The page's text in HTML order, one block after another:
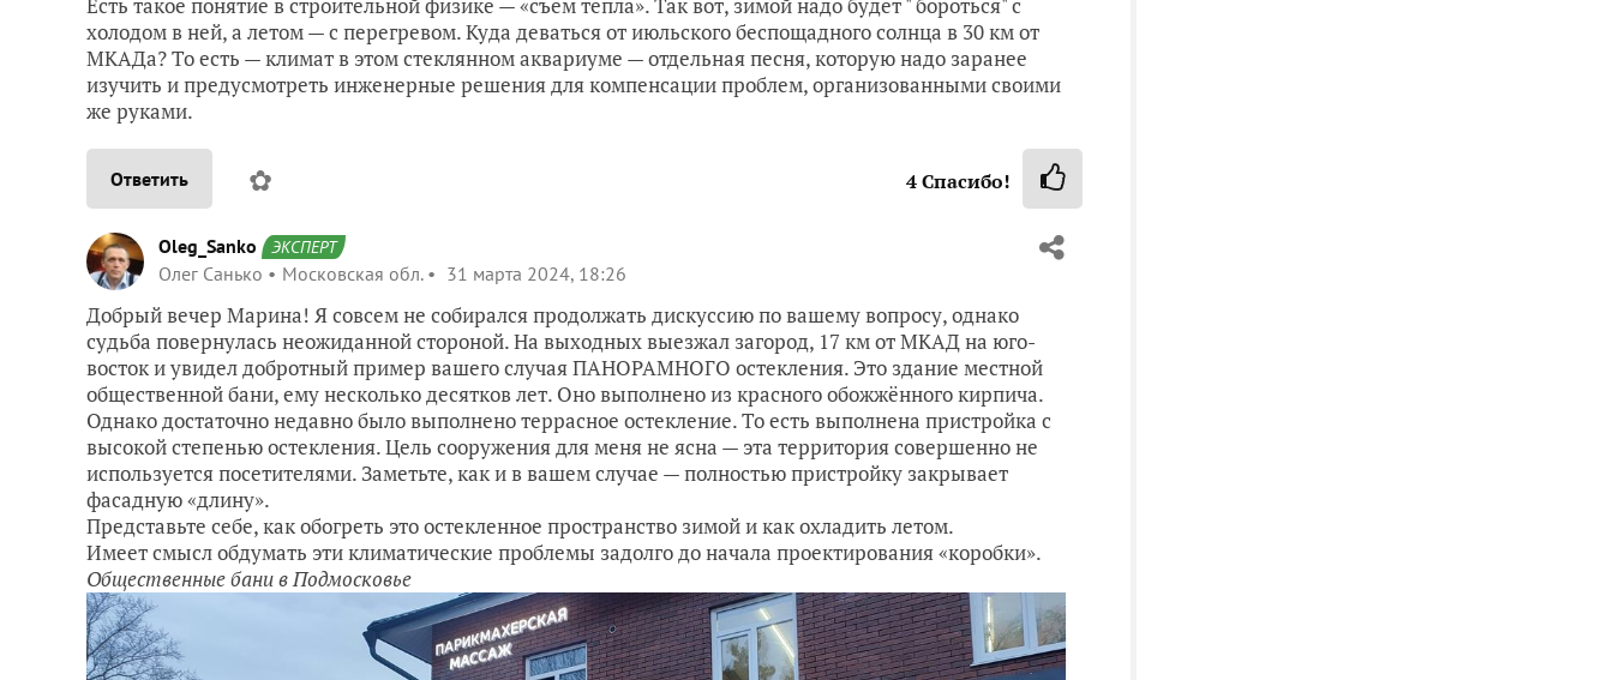
холодом в ней, а летом — с перегревом. Куда деваться от июльского беспощадного солнца в 30 км от
МКАДа? То есть — климат в этом стеклянном аквариуме — отдельная песня, которую надо заранее
изучить и предусмотреть инженерные решения для компенсации проблем, организованными своими
же руками.
Ответить ✿ 4Спасибо!
Oleg_Sanko ЭКСПЕРТ
Олег Санько Московская обл. 31 марта 2024, 18:26
Добрый вечер Марина! Я совсем не собирался продолжать дискуссию по вашему вопросу, однако
судьба повернулась неожиданной стороной. На выходных выезжал загород, 17 км от МКАД на юго-
восток и увидел добротный пример вашего случая ПАНОРАМНОГО остекления. Это здание местной
общественной бани, ему несколько десятков лет. Оно выполнено из красного обожжённого кирпича.
Однако достаточно недавно было выполнено террасное остекление. То есть выполнена пристройка с
высокой степенью остекления. Цель сооружения для меня не ясна — эта территория совершенно не
используется посетителями. Заметьте, как и в вашем случае — полностью пристройку закрывает
фасадную «длину».
Представьте себе, как обогреть это остекленное пространство зимой и как охладить летом.
Имеет смысл обдумать эти климатические проблемы задолго до начала проектирования «коробки».
Общественные бани в Подмосковье